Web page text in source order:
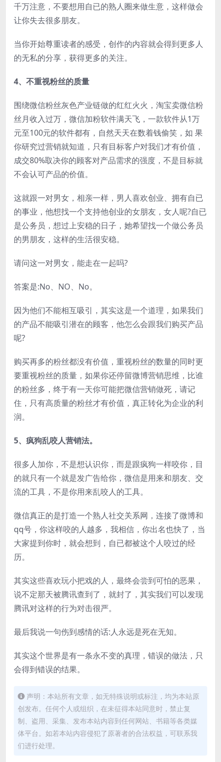
千万注意，不要想用自已的熟人圈来做生意，这样做会
让你失去很多朋友。
当你开始尊重读者的感受，创作的内容就会得到更多人
的无私的分享，获得更多的关注。
4、不重视粉丝的质量
围绕微信粉丝灰色产业链做的红红火火，淘宝卖微信粉
丝月收入过万，微信加粉软件满天飞，一款软件从1万
元至100元的软件都有，自然天天在数着钱偷笑，如 果
你研究过营销就知道，只有目标客户对我们才有价值，
成交80%取决你的顾客对产品需求的强度，不是目标就
不会认可产品的价值。
这就跟一对男女，相亲一样，男人喜欢创业、拥有自已
的事业，他想找一个支持他创业的女朋友，女人呢?自已
是公务员，想过上安稳的日子，她希望找一个做公务员
的男朋友，这样的生活很安稳。
请问这一对男女，能走在一起吗?
答案是:No、NO、No。
因为他们不能相互吸引，其实这是一个道理，如果我们
的产品不能吸引潜在的顾客，他怎么会跟我们购买产品
呢?
购买再多的粉丝都没有价值，重视粉丝的数量的同时更
要重视粉丝的质量，如果你还停留微博营销思维，比谁
的粉丝多，终于有一天你可能把微信营销做死，请记
住，只有高质量的粉丝才有价值，真正转化为企业的利
润。
5、疯狗乱咬人营销法。
很多人加你，不是想认识你，而是跟疯狗一样咬你，目
的就只有一个就是发广告给你，微信是用来和朋友、交
流的工具，不是你用来乱咬人的工具。
微信真正的是打造一个熟人社交关系网，连接了微博和
qq号，你这样咬的人越多，我相信，你出名也快了，当
大家提到你时，就会想到，自已都被这个人咬过的经
历。
其实这些喜欢玩小把戏的人，最终会尝到可怕的恶果，
说不定那天被腾讯查到了，就封了，其实我们可以发现
腾讯对这样的行为对击很严。
最后我说一句伤到感情的话:人永远是死在无知。
其实这个世界是有一条永不变的真理，错误的做法，只
会得到错误的结果。
声明：本站所有文章，如无特殊说明或标注，均为本站原
创发布。任何个人或组织，在未征得本站同意时，禁止复
制、盗用、采集、发布本站内容到任何网站、书籍等各类媒
体平台。如若本站内容侵犯了原著者的合法权益，可联系我
们进行处理。